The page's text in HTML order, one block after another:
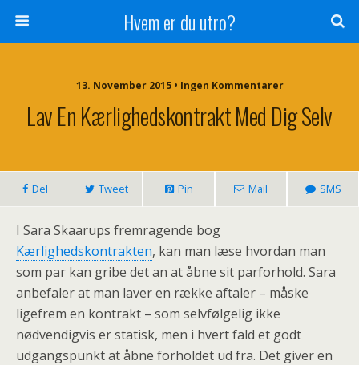
Hvem er du utro?
13. November 2015 • Ingen Kommentarer
Lav En Kærlighedskontrakt Med Dig Selv
Del Tweet Pin Mail SMS
I Sara Skaarups fremragende bog
Kærlighedskontrakten, kan man læse hvordan man
som par kan gribe det an at åbne sit parforhold. Sara
anbefaler at man laver en række aftaler – måske
ligefrem en kontrakt – som selvfølgelig ikke
nødvendigvis er statisk, men i hvert fald et godt
udgangspunkt at åbne forholdet ud fra. Det giver en